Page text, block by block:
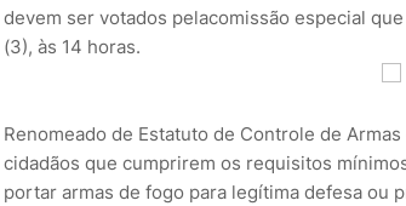
devem ser votados pelacomissão especial
(3), às 14 horas.
Renomeado de Estatuto de Controle de
cidadãos que cumprirem os requisitos
portar armas de fogo para legítima defesa ou